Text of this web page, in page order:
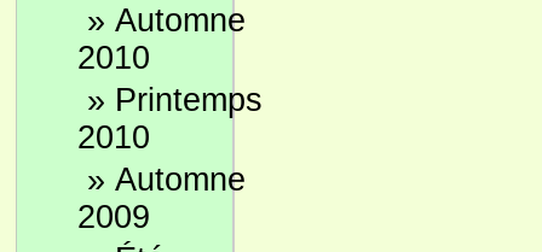
» Automne
2010
» Printemps
2010
» Automne
2009